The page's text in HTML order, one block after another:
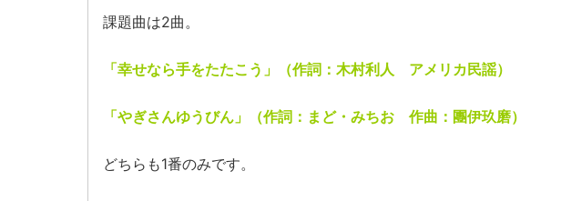
課題曲は2曲。
「幸せなら手をたたこう」（作詞：木村利人 アメリカ民謡）
「やぎさんゆうびん」（作詞：まど・みちお 作曲：團伊玖磨）
どちらも1番のみです。